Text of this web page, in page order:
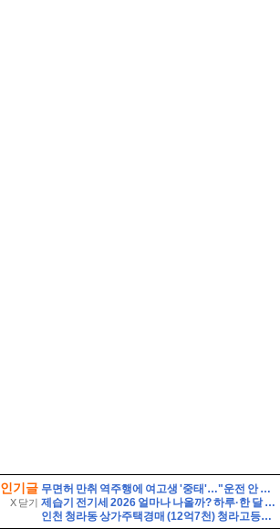
인기글
X 닫기
무면허 만취 역주행에 여고생 '중태'…"운전 안 했다" 거짓말 뒤집은 CCTV 입수
제습기 전기세 2026 얼마나 나올까? 하루·한 달 전기요금 계산법 총정리
인천 청라동 상가주택경매 (12억7천) 청라고등학교인근 대지86평 건물129평 3층 다가구 근린주택 유찰1회 인천청라상가주택 법원경매 매매